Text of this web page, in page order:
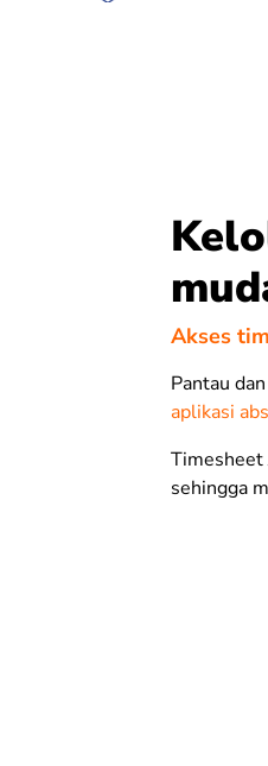
Akses
Pantau
aplikasi
Timesheet
sehingga